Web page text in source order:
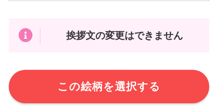
挨拶文の変更はできません
この絵柄を選択する